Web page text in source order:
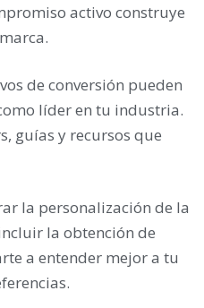
activo construye
de conversión pueden
líder en tu industria.
guías y recursos que
la personalización de la
la obtención de
a entender mejor a tu